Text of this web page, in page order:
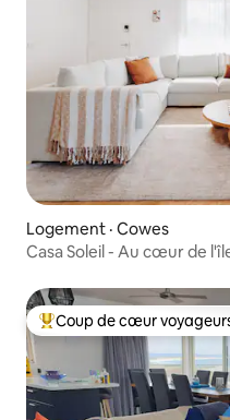
Logement · Cowes
Casa Soleil - Au cœur de
Coup de cœur voyageurs
Coup de cœur